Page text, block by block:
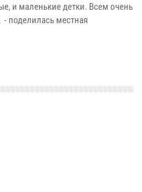
и маленькие детки. Всем очень
поделилась местная